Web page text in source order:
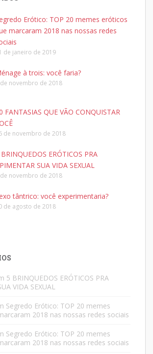
Erótico: TOP 20 memes eróticos
marcaram 2018 nas nossas redes
de janeiro de 2019
à trois: você faria?
novembro de 2018
FANTASIAS QUE VÃO CONQUISTAR
de novembro de 2018
ERÓTICOS PRA
SUA VIDA SEXUAL
novembro de 2018
tântrico: você experimentaria?
de agosto de 2018
5 BRINQUEDOS ERÓTICOS PRA
VIDA SEXUAL
Segredo Erótico: TOP 20 memes
2018 nas nossas redes sociais
Segredo Erótico: TOP 20 memes
2018 nas nossas redes sociais